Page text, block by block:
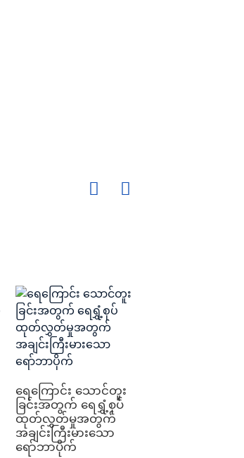
ရေကြောင်း သောင်တူး
ခြင်းအတွက် ရေရွှံ့စုပ်
ထုတ်လွှတ်မှုအတွက်
အချင်းကြီးမားသော
ရော်ဘာပိုက်